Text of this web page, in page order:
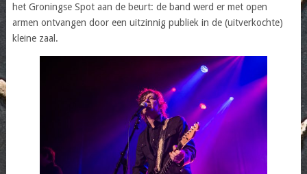
het Groningse Spot aan de beurt: de band werd er met open
armen ontvangen door een uitzinnig publiek in de (uitverkochte)
kleine zaal.